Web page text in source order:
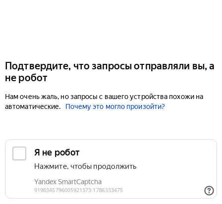
Подтвердите, что запросы отправляли вы, а
не робот
Нам очень жаль, но запросы с вашего устройства похожи на
автоматические.
Почему это могло произойти?